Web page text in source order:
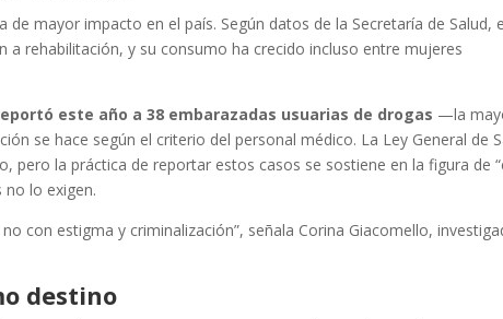
mayor impacto en el país. Según datos de la Secretaría de Salud,
a rehabilitación, y su consumo ha crecido incluso entre mujeres
este año a 38 embarazadas usuarias de drogas —la
se hace según el criterio del personal médico. La Ley General de
pero la práctica de reportar estos casos se sostiene en la figura de
no lo exigen.
con estigma y criminalización”, señala Corina Giacomello,
destino